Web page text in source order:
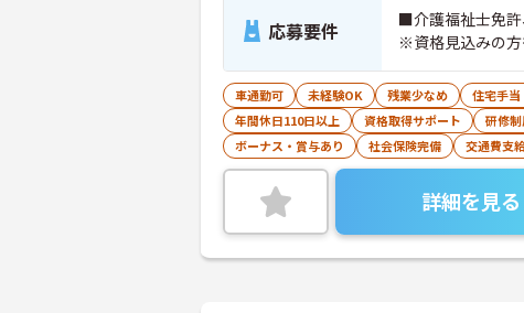
応募要件
■介護福祉士免許
※資格見込みの
車通勤可 未経験OK 残業少なめ 住宅手当
年間休日110日以上
資格取得サポート 研修制
ボーナス・賞与あり
社会保険完備 交通費支
詳細を見る